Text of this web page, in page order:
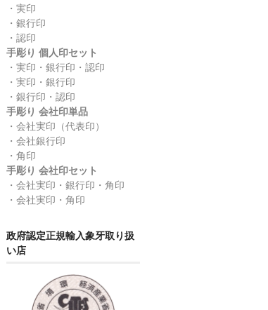
・実印
・銀行印
・認印
手彫り 個人印セット
・実印・銀行印・認印
・実印・銀行印
・銀行印・認印
手彫り 会社印単品
・会社実印（代表印）
・会社銀行印
・角印
手彫り 会社印セット
・会社実印・銀行印・角印
・会社実印・角印
政府認定正規輸入象牙取り扱
い店